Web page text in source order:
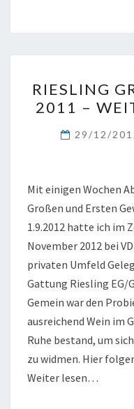
RIESLING
011 –
29/12/
Mit einigen Wochen
Großen und Ersten
1.9.2012 hatte ich im
November 2012 bei
privaten Umfeld
Gattung Riesling EG/
Gemein war den
ausreichend Wein im
Ruhe bestand, um
zu widmen. Hier
Weiter lesen…